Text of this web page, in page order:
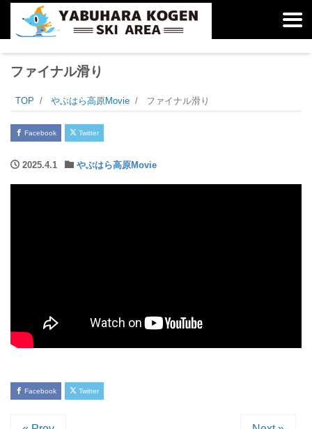
ファイナル滑り
TOP やぶはら高原Movie ファイナル滑り
Facebook Twitter
2025.4.1 やぶはら高原Movie
Facebook Twitter